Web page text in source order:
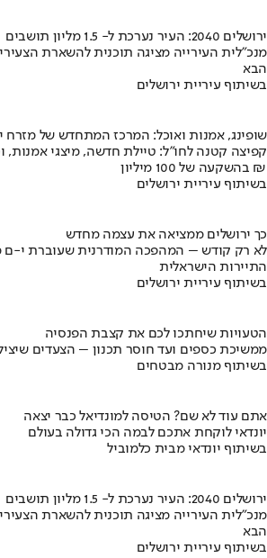
ירושלים 2040: העיר נערכת ל- 1.5 מליון תושבים
מנכ"לית העירייה מציגה תוכנית להשארת
הבא
בשיתוף עיריית ירושלים
שופינג, אמנות ואוכל: המרכז המתחדש של מזרח
קפיצה קטנה לחו"ל: טיילת חדשה, מיצגי אמנות,
בהשקעה של 100 מיליון ₪
בשיתוף עיריית ירושלים
כך ירושלים ממציאה את עצמה מחדש
לא רק קודש – המהפכה המודרנית שעוברת י-ם
התיירות הישראלית
בשיתוף עיריית ירושלים
הטעויות שיחתכו לכם את קצבת הפנסיה
ממשיכת כספים ועד חוסר תכנון – הצעדים
בשיתוף מנורה מבטחים
אתם עוד לא שם? הטיסה למונדיאל כבר יצאה
יונדאי לוקחת אתכם לבמה הכי גדולה בעולם
בשיתוף יונדאי מבית כלמוביל
ירושלים 2040: העיר נערכת ל- 1.5 מליון תושבים
מנכ"לית העירייה מציגה תוכנית להשארת
הבא
בשיתוף עיריית ירושלים